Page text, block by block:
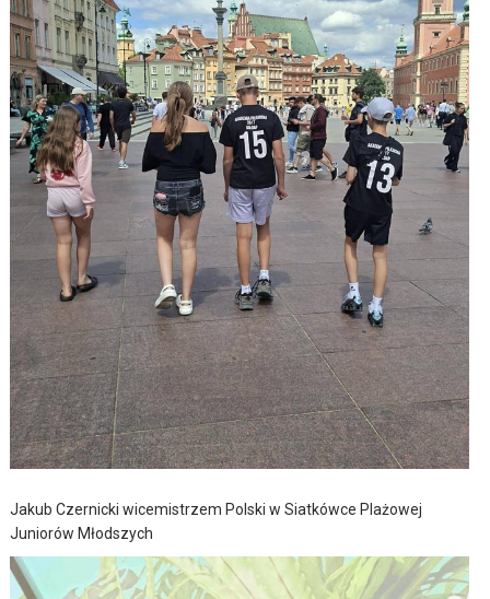
Jakub Czernicki wicemistrzem Polski w Siatkówce Plażowej
Juniorów Młodszych